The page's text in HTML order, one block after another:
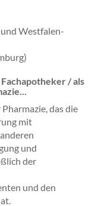
Westfalen-
/ als
das die
mit
und
der
und den